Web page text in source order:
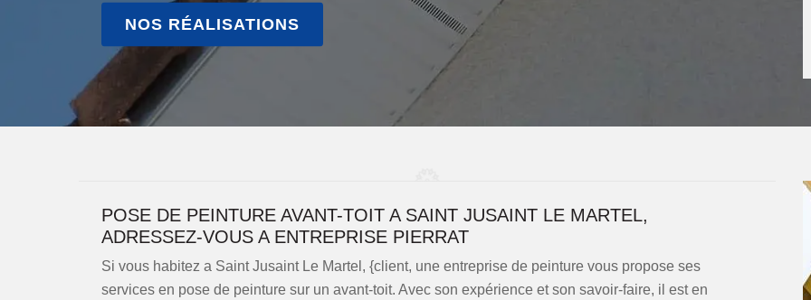
NOS RÉALISATIONS
POSE DE PEINTURE AVANT-TOIT A SAINT JUSAINT LE MARTEL,
ADRESSEZ-VOUS A ENTREPRISE PIERRAT
Si vous habitez a Saint Jusaint Le Martel, {client, une entreprise de peinture vous propose ses
services en pose de peinture sur un avant-toit. Avec son expérience et son savoir-faire, il est en